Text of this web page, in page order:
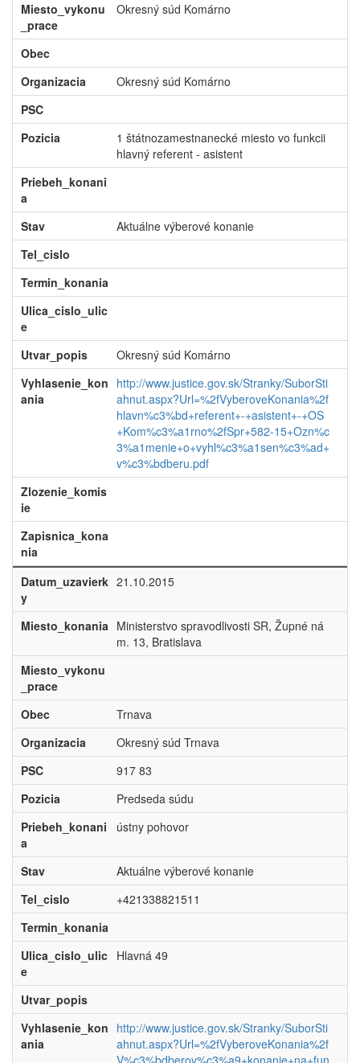
Miesto_vykonu
_prace
Okresný súd Komárno
Obec
Organizacia
Okresný súd Komárno
PSC
Pozicia
1 štátnozamestnanecké miesto vo funkcii
hlavný referent - asistent
Priebeh_konani
a
Stav
Aktuálne výberové konanie
Tel_cislo
Termin_konania
Ulica_cislo_ulic
e
Utvar_popis
Okresný súd Komárno
Vyhlasenie_kon
ania
http://www.justice.gov.sk/Stranky/SuborSti
ahnut.aspx?Url=%2fVyberoveKonania%2f
hlavn%c3%bd+referent+-+asistent+-+OS
+Kom%c3%a1rno%2fSpr+582-15+Ozn%c
3%a1menie+o+vyhl%c3%a1sen%c3%ad+
v%c3%bdberu.pdf
Zlozenie_komis
ie
Zapisnica_kona
nia
Datum_uzavierk
y
21.10.2015
Miesto_konania Ministerstvo spravodlivosti SR, Župné ná
m. 13, Bratislava
Miesto_vykonu
_prace
Obec
Trnava
Organizacia
Okresný súd Trnava
PSC
917 83
Pozicia
Predseda súdu
Priebeh_konani
a
ústny pohovor
Stav
Aktuálne výberové konanie
Tel_cislo
+421338821511
Termin_konania
Ulica_cislo_ulic
e
Hlavná 49
Utvar_popis
Vyhlasenie_kon
ania
http://www.justice.gov.sk/Stranky/SuborSti
ahnut.aspx?Url=%2fVyberoveKonania%2f
V%c3%bdberov%c3%a9+konanie+na+fun